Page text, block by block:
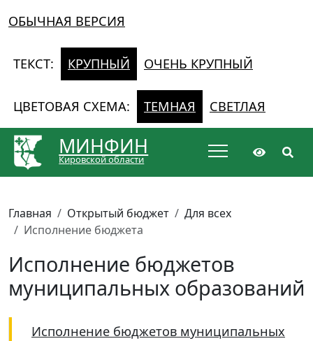
ОБЫЧНАЯ ВЕРСИЯ
ТЕКСТ: КРУПНЫЙ ОЧЕНЬ КРУПНЫЙ
ЦВЕТОВАЯ СХЕМА: ТЕМНАЯ СВЕТЛАЯ
МИНФИН
Кировской области
Главная Открытый бюджет
Для всех
Исполнение бюджета
Исполнение бюджетов
муниципальных образований
Исполнение бюджетов муниципальных